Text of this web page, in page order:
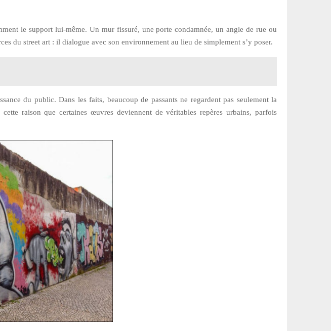
le support lui-même. Un mur fissuré, une porte condamnée, un angle de rue ou
du street art : il dialogue avec son environnement au lieu de simplement s’y poser.
du public. Dans les faits, beaucoup de passants ne regardent pas seulement la
raison que certaines œuvres deviennent de véritables repères urbains, parfois